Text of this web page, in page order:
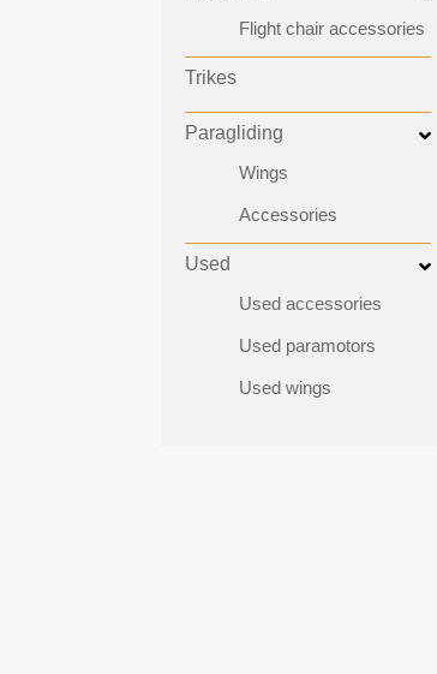
Flight chair accessories
Trikes
Paragliding
Wings
Accessories
Used
Used accessories
Used paramotors
Used wings